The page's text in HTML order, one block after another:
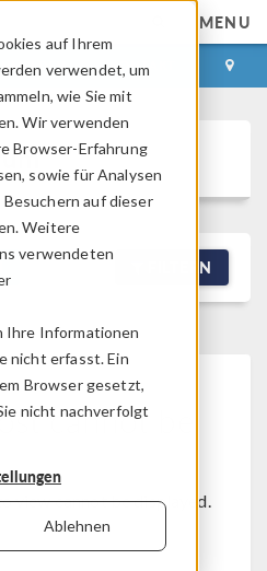
auf Ihrem
verwendet, um
wie Sie mit
Wir verwenden
Browser-Erfahrung
sowie für Analysen
auf dieser
Weitere
verwendeten
Ihre Informationen
nicht erfasst. Ein
Browser gesetzt,
nicht nachverfolgt
Ablehnen
MENU
KONTAKT
FILTERN
cannot be
view cannot be displayed.